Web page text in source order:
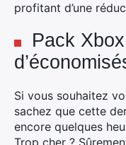
profitant d’une
Pack
Si vous souhaitez
sachez que cette
encore quelques
Trop cher ?